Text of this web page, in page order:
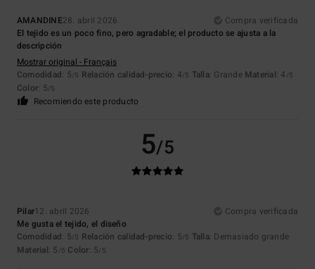
AMANDINE28. abril 2026
Compra verificada
El tejido es un poco fino, pero agradable; el producto se ajusta a la
descripción
Mostrar original - Français
Comodidad: 5/5 Relación calidad-precio: 4/5 Talla: Grande Material: 4 /5
Color: 5/5
Recomiendo este producto
5/5
Pilar12. abril 2026
Compra verificada
Me gusta el tejido, el diseño
Comodidad: 5/5 Relación calidad-precio: 5/5 Talla: Demasiado grande
Material: 5 /5 Color: 5/5